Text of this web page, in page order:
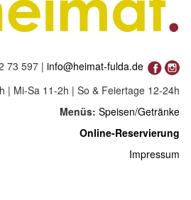
73 597 | info@heimat-fulda.de
| Mi-Sa 11-2h | So & Feiertage 12-24h
Menüs: Speisen/Getränke
Online-Reservierung
Impressum